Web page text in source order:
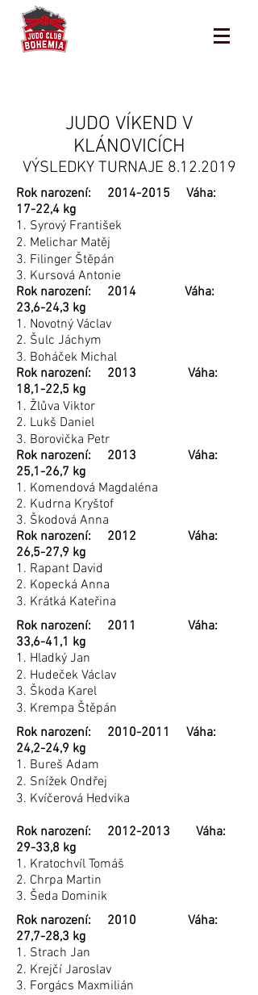
JUDO VÍKEND V
KLÁNOVICÍCH
VÝSLEDKY TURNAJE 8.12.2019
Rok narození: 2014-2015 Váha:
17-22,4 kg
1. Syrový František
2. Melichar Matěj
3. Filinger Štěpán
3. Kursová Antonie
Rok narození: 2014 Váha:
23,6-24,3 kg
1. Novotný Václav
2. Šulc Jáchym
3. Boháček Michal
Rok narození: 2013 Váha:
18,1-22,5 kg
1. Žlůva Viktor
2. Lukš Daniel
3. Borovička Petr
Rok narození: 2013 Váha:
25,1-26,7 kg
1. Komendová Magdaléna
2. Kudrna Kryštof
3. Škodová Anna
Rok narození: 2012 Váha:
26,5-27,9 kg
1. Rapant David
2. Kopecká Anna
3. Krátká Kateřina
Rok narození: 2011 Váha:
33,6-41,1 kg
1. Hladký Jan
2. Hudeček Václav
3. Škoda Karel
3. Krempa Štěpán
Rok narození: 2010-2011
Váha:
24,2-24,9 kg
1. Bureš Adam
2. Snížek Ondřej
3. Kvíčerová Hedvika
Rok narození: 2012-2013 Váha:
29-33,8 kg
1. Kratochvíl Tomáš
2. Chrpa Martin
3. Šeda Dominik
Rok narození: 2010 Váha:
27,7-28,3 kg
1. Strach Jan
2. Krejčí Jaroslav
3. Forgács Maxmilián